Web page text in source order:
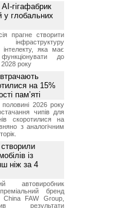
гігафабрик
у глобальних
прагне створити
інтелекту, яка має
до
року
на 15%
пам’яті
2026 року
чипів для
скоротилися на
з аналогічним
створили
із
ніж за 4
автовиробник
бренд
China FAW Group,
результати